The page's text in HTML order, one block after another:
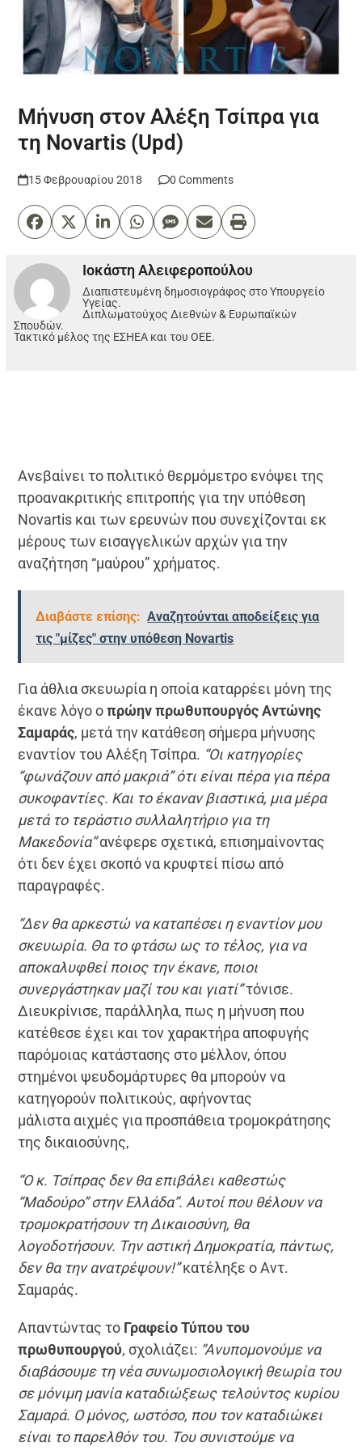
Μήνυση στον Αλέξη Τσίπρα για
τη Novartis (Upd)
15 Φεβρουαρίου 2018 0 Comments
Ιοκάστη Αλειφεροπούλου
Διαπιστευμένη δημοσιογράφος στο Υπουργείο
Υγείας.
Διπλωματούχος Διεθνών & Ευρωπαϊκών
Σπουδών.
Τακτικό μέλος της ΕΣΗΕΑ και του ΟΕΕ.
Ανεβαίνει το πολιτικό θερμόμετρο ενόψει της
προανακριτικής επιτροπής για την υπόθεση
Novartis και των ερευνών που συνεχίζονται εκ
μέρους των εισαγγελικών αρχών για την
αναζήτηση “μαύρου” χρήματος.
Διαβάστε επίσης: Αναζητούνται αποδείξεις για
τις "μίζες" στην υπόθεση Novartis
Για άθλια σκευωρία η οποία καταρρέει μόνη της
έκανε λόγο οπρώην πρωθυπουργός Αντώνης
Σαμαράς, μετά την κατάθεση σήμερα μήνυσης
εναντίον του Αλέξη Τσίπρα. “Οι κατηγορίες
“φωνάζουν από μακριά” ότι είναι πέρα για πέρα
συκοφαντίες. Και το έκαναν βιαστικά, μια μέρα
μετά το τεράστιο συλλαλητήριο για τη
Μακεδονία”ανέφερε σχετικά, επισημαίνοντας
ότι δεν έχει σκοπό να κρυφτεί πίσω από
παραγραφές.
“Δεν θα αρκεστώ να καταπέσει η εναντίον μου
σκευωρία. Θα το φτάσω ως το τέλος, για να
αποκαλυφθεί ποιος την έκανε, ποιοι
συνεργάστηκαν μαζί του και γιατί”τόνισε.
Διευκρίνισε, παράλληλα, πως η μήνυση που
κατέθεσε έχει και τον χαρακτήρα αποφυγής
παρόμοιας κατάστασης στο μέλλον, όπου
στημένοι ψευδομάρτυρες θα μπορούν να
κατηγορούν πολιτικούς, αφήνοντας
μάλιστα αιχμές για προσπάθεια τρομοκράτησης
της δικαιοσύνης,
“Ο κ. Τσίπρας δεν θα επιβάλει καθεστώς
“Μαδούρο” στην Ελλάδα”. Αυτοί που θέλουν να
τρομοκρατήσουν τη Δικαιοσύνη, θα
λογοδοτήσουν. Την αστική Δημοκρατία, πάντως,
δεν θα την ανατρέψουν!”κατέληξε ο Αντ.
Σαμαράς.
Απαντώντας το Γραφείο Τύπου του
πρωθυπουργού, σχολιάζει: “Ανυπομονούμε να
διαβάσουμε τη νέα συνωμοσιολογική θεωρία του
σε μόνιμη μανία καταδιώξεως τελούντος κυρίου
Σαμαρά. Ο μόνος, ωστόσο, που τον καταδιώκει
είναι το παρελθόν του. Του συνιστούμε να